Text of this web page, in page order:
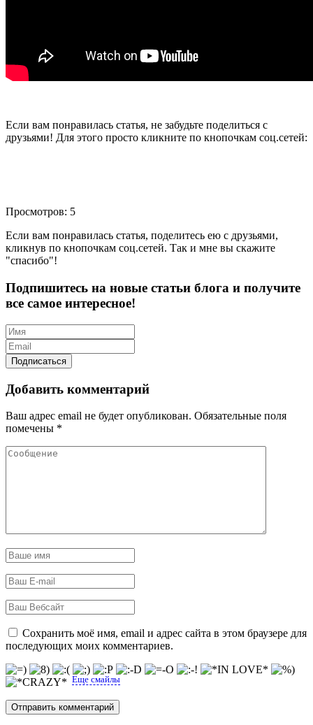
Если вам понравилась статья, не забудьте поделиться с
друзьями! Для этого просто кликните по кнопочкам соц.сетей:
Просмотров: 5
Если вам понравилась статья, поделитесь ею с друзьями,
кликнув по кнопочкам соц.сетей. Так и мне вы скажите
"спасибо"!
Подпишитесь на новые статьи блога и получите
все самое интересное!
Добавить комментарий
Ваш адрес email не будет опубликован. Обязательные поля
помечены *
Сохранить моё имя, email и адрес сайта в этом браузере для
последующих моих комментариев.
Еще смайлы